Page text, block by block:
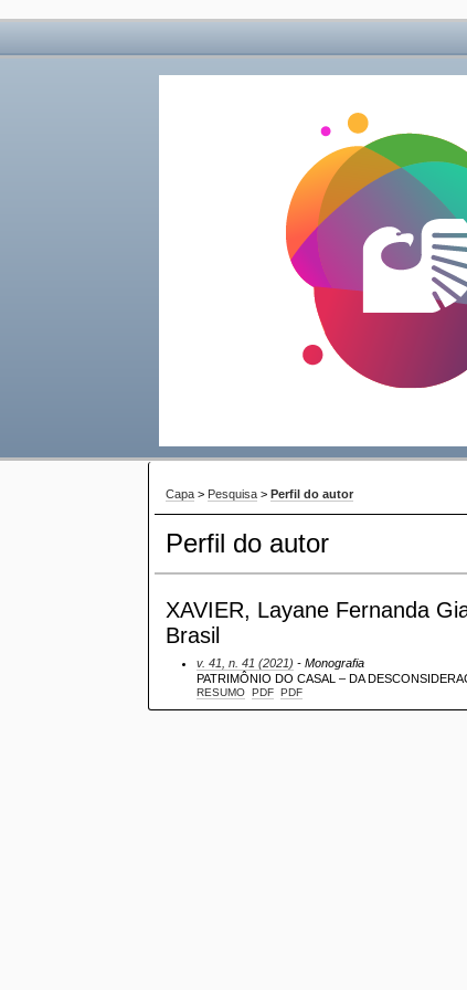
Capa > Pesquisa >Perfil do autor
Perfil do autor
XAVIER, Layane Fernanda
Brasil
v. 41, n. 41 (2021) - Monografia
PATRIMÔNIO DO CASAL – DA
RESUMO PDF PDF